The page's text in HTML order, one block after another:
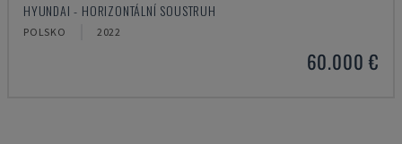
HYUNDAI - HORIZONTÁLNÍ SOUSTRUH
POLSKO 2022
60.000 €